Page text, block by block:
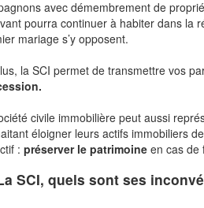
avec démembrement de
pourra continuer à habiter dans la
mariage s’y opposent.
la SCI permet de transmettre vos
civile immobilière peut aussi
éloigner leurs actifs immobiliers
:préserver le patrimoine en cas de
SCI, quels sont ses